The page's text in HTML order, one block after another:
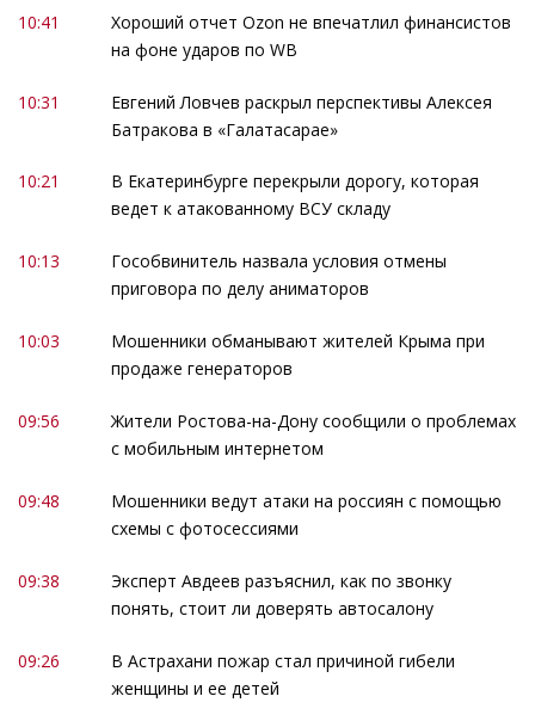
10:41
Хороший отчет Ozon не впечатлил финансистов
на фоне ударов по WB
10:31
Евгений Ловчев раскрыл перспективы Алексея
Батракова в «Галатасарае»
10:21
В Екатеринбурге перекрыли дорогу, которая
ведет к атакованному ВСУ складу
10:13
Гособвинитель назвала условия отмены
приговора по делу аниматоров
10:03
Мошенники обманывают жителей Крыма при
продаже генераторов
09:56
Жители Ростова-на-Дону сообщили о проблемах
с мобильным интернетом
09:48
Мошенники ведут атаки на россиян с помощью
схемы с фотосессиями
09:38
Эксперт Авдеев разъяснил, как по звонку
понять, стоит ли доверять автосалону
09:26
В Астрахани пожар стал причиной гибели
женщины и ее детей